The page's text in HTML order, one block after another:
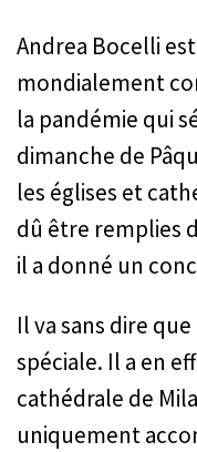
Andrea Bocelli
mondialement
la pandémie qui
dimanche de
les églises et
dû être remplies
il a donné un
Il va sans dire
spéciale. Il a en
cathédrale de
uniquement